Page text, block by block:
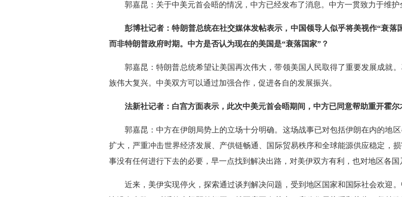
郭嘉昆：关于中美元首会晤的情况，中方已经发布了消息。中方一贯致力于维护
彭博社记者：特朗普总统在社交媒体发帖表示，中国领导人似乎将美视作“衰落
而非特朗普政府时期。中方是否认为现在的美国是“衰落国家”？
郭嘉昆：特朗普总统希望让美国再次伟大，带领美国人民取得了重要发展成就
族伟大复兴。中美双方可以通过加强合作，促进各自的发展振兴。
法新社记者：白宫方面表示，此次中美元首会晤期间，中方已同意帮助重开霍
郭嘉昆：中方在伊朗局势上的立场十分明确。这场战事已对包括伊朗在内的地
扩大，严重冲击世界经济发展、产供链畅通、国际贸易秩序和全球能源供应稳定，
事没有任何进行下去的必要，早一点找到解决出路，对美伊双方有利，也对地区各国
近来，美伊实现停火，探索通过谈判解决问题，受到地区国家和国际社会欢迎